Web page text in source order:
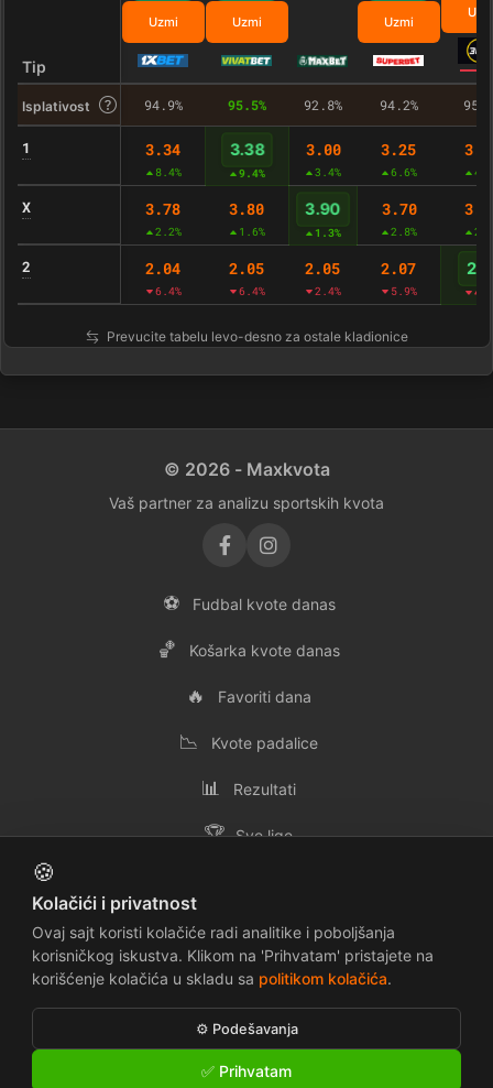
Tip
Uzmi Uzmi Uzmi
Isplativost 94.9% 95.5% 92.8% 94.2%
1 3.34
8.4%
3.38
9.4%
3.00
3.4%
3.25
6.6%
X 3.78
2.2%
3.80
1.6%
3.90
1.3%
3.70
2.8%
2 2.04
6.4%
2.05
6.4%
2.05
2.4%
2.07
5.9%
Prevucite tabelu levo-desno za ostale kladionice
© 2026 - Maxkvota
Vaš partner za analizu sportskih kvota
⚽ Fudbal kvote danas
🏀 Košarka kvote danas
🔥 Favoriti dana
📉 Kvote padalice
📊 Rezultati
🏆 Sve lige
✉️ Kontakt
📜 Uslovi korišćenja 🔒
🍪 Politika kolačića ⚠️ Odricanje odgovornosti
🍪
Kolačići i privatnost
Ovaj sajt koristi kolačiće radi analitike i poboljšanja
korisničkog iskustva. Klikom na 'Prihvatam' pristajete na
korišćenje kolačića u skladu sa politikom kolačića.
⚙️ Podešavanja
✅ Prihvatam